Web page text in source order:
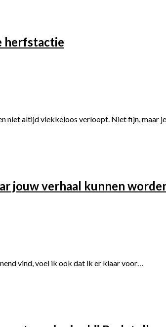
herfstactie
niet altijd vlekkeloos verloopt. Niet fijn, maar
jouw verhaal kunnen
vind, voel ik ook dat ik er klaar voor…